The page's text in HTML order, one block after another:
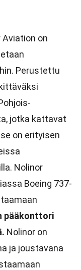
Aviation on
Perustettu
jotka kattavat
on erityisen
Nolinor
Boeing 737-
pääkonttori
Nolinor on
ja joustavana